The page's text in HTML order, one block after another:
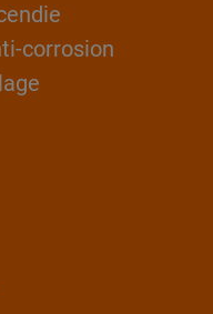
corrosion